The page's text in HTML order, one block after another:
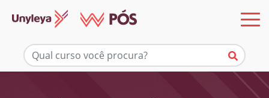
Mais informações